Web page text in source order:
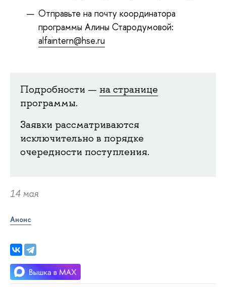
Отправьте на почту координатора
программы Алины Стародумовой:
alfaintern@hse.ru
Подробности — на странице
программы.
Заявки рассматриваются
исключительно в порядке
очередности поступления.
14 мая
Анонс